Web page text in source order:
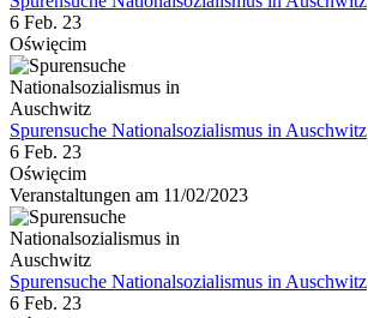
6 Feb. 23
Oświęcim
Spurensuche Nationalsozialismus in Auschwitz
6 Feb. 23
Oświęcim
Veranstaltungen am 11/02/2023
Spurensuche Nationalsozialismus in Auschwitz
6 Feb. 23